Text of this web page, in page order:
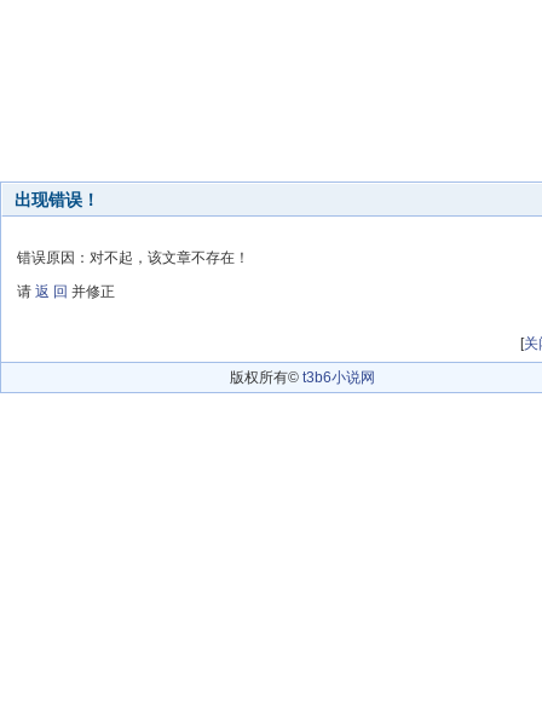
出现错误！
错误原因：对不起，该文章不存在！
请 返 回 并修正
[关
版权所有© t3b6小说网